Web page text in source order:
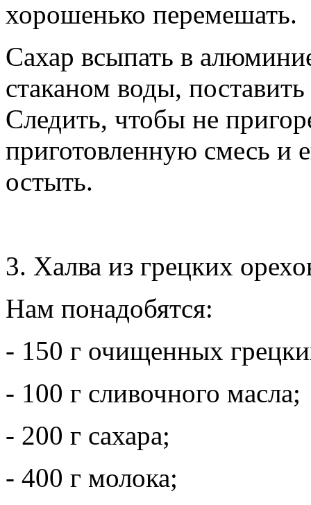
хорошенько перемешать.
Сахар всыпать в
стаканом воды,
Следить, чтобы не
приготовленную смесь и
остыть.
3. Халва из грецких
Нам понадобятся:
- 150 г очищенных
- 100 г сливочного масла;
- 200 г сахара;
- 400 г молока;